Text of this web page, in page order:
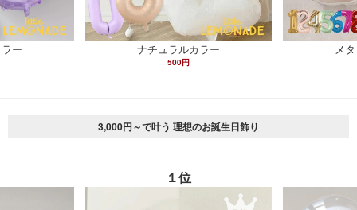
ー ナチュラルカラー
500円
メ
3,000円～で叶う 理想のお誕生日飾り
１位